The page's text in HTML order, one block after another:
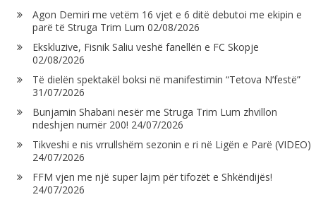
Agon Demiri me vetëm 16 vjet e 6 ditë debutoi me ekipin e
parë të Struga Trim Lum 02/08/2026
Ekskluzive, Fisnik Saliu veshë fanellën e FC Skopje
02/08/2026
Të dielën spektakël boksi në manifestimin “Tetova N’festë”
31/07/2026
Bunjamin Shabani nesër me Struga Trim Lum zhvillon
ndeshjen numër 200! 24/07/2026
Tikveshi e nis vrrullshëm sezonin e ri në Ligën e Parë (VIDEO)
24/07/2026
FFM vjen me një super lajm për tifozët e Shkëndijës!
24/07/2026